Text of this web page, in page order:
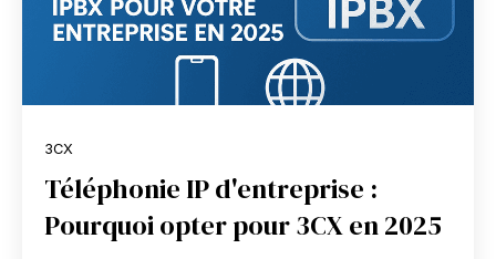
3CX
Téléphonie IP d'entreprise :
Pourquoi opter pour 3CX en 2025